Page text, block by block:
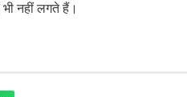
नहीं लगते हैं।